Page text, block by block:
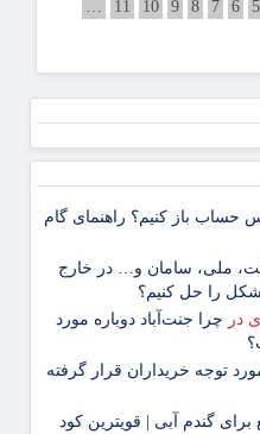
5
6
7
8
9
10
11
حساب باز کنیم؟ راهنمای گام
ملی، سامان و… در خارج
را حل کنیم؟
در چرا جنت‌آباد دوباره مورد
توجه خریداران قرار گرفته
گندم آبی | قویترین کود